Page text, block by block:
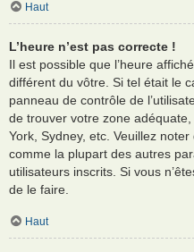
Haut
L’heure n’est pas correcte !
Il est possible que l’heure
différent du vôtre. Si tel était le
panneau de contrôle de
de trouver votre zone
York, Sydney, etc. Veuillez
comme la plupart des autres
utilisateurs inscrits. Si vous
de le faire.
Haut